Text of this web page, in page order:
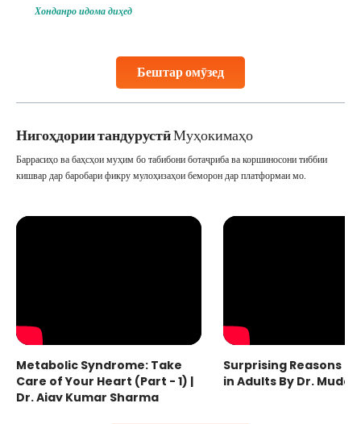
Бештар омӯзед
make all the difference. India has some of the world’s
Хонданро идома диҳед
Нигоҳдории тандурустӣМуҳокимаҳо
Баррасиҳо ва баҳсҳои муҳим бо табибони ботаҷриба ва коршиносони тиббии
кишвар дар баробари фикру мулоҳизаҳои беморон дар платформаи мо.
Metabolic Syndrome: Take
Care of Your Heart (Part - 1) |
Dr. Ajay Kumar Sharma
Surprising Reasons
in Adults By Dr.